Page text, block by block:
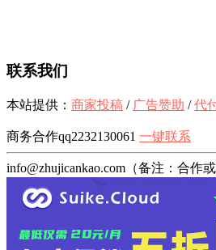
联系我们
本站提供： 商家投稿 / 广告赞助 /代
商务合作qq2232130061 一键联系
info@zhujicankao.com（备注：合作或